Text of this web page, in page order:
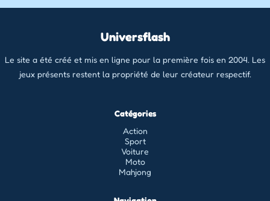
Universflash
Le site a été créé et mis en ligne pour la première fois en 2004. Les
jeux présents restent la propriété de leur créateur respectif.
Catégories
Action
Sport
Voiture
Moto
Mahjong